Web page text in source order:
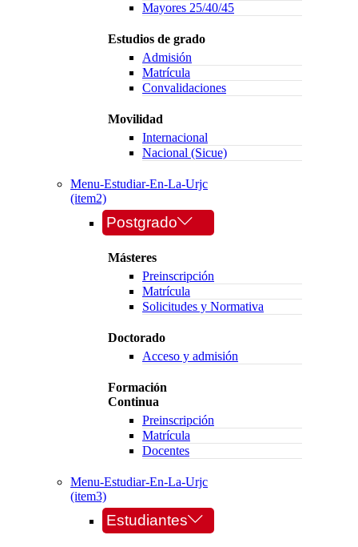
Mayores 25/40/45
Estudios de grado
Admisión
Matrícula
Convalidaciones
Movilidad
Internacional
Nacional (Sicue)
Menu-Estudiar-En-La-Urjc
(item2)
Postgrado
Másteres
Preinscripción
Matrícula
Solicitudes y Normativa
Doctorado
Acceso y admisión
Formación
Continua
Preinscripción
Matrícula
Docentes
Menu-Estudiar-En-La-Urjc
(item3)
Estudiantes